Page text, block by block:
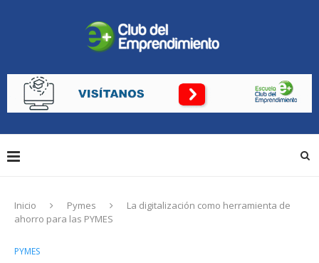
Inicio Pymes
La digitalización como herramienta de
ahorro para las PYMES
PYMES